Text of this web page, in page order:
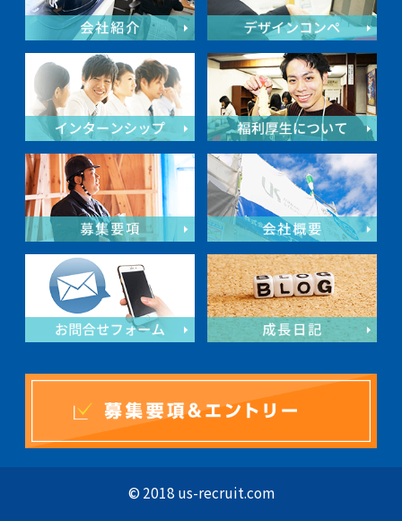
© 2018 us-recruit.com